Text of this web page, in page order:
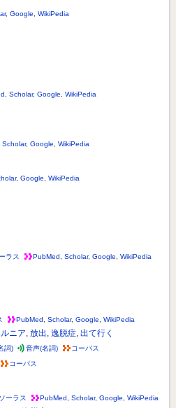
, Google, WikiPedia
, Scholar, Google, WikiPedia
Scholar, Google, WikiPedia
, Google, WikiPedia
ラス PubMed , Scholar, Google, WikiPedia
PubMed , Scholar, Google, WikiPedia
ニア, 放出, 逸脱症, 出て行く
詞) 音声(名詞) コーパス
コーパス
ーラス PubMed , Scholar, Google, WikiPedia